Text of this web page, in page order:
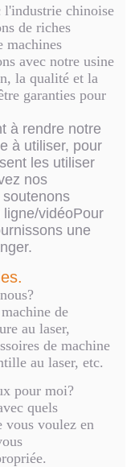
l'industrie chinoise
de riches
machines
avec notre usine
la qualité et la
garanties pour
à rendre notre
à utiliser, pour
les utiliser
nos
vidéoPour
une
de
au laser,
de machine
au laser, etc.
pour moi?
quels
vous voulez en